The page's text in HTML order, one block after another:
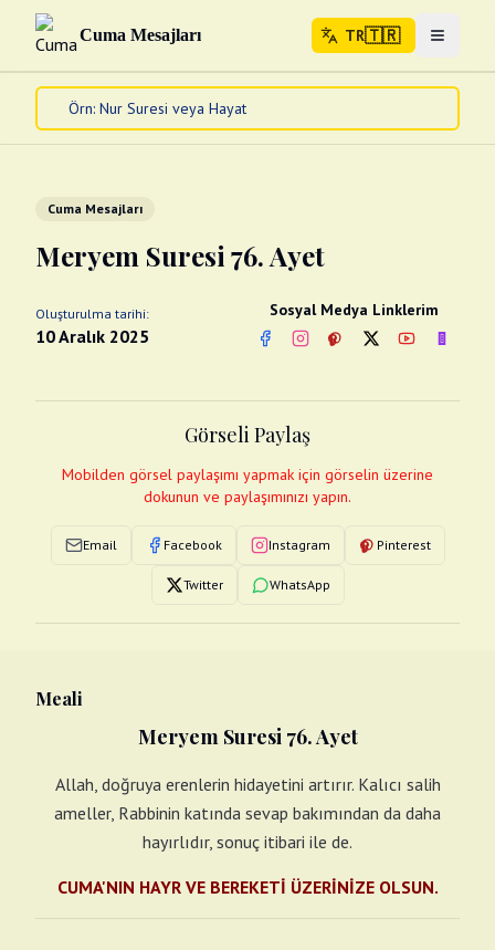
Cuma Mesajları TR🇹🇷 Menuyu
Ana Sayfa
Diğer
Abdest Videoları
Fotograflar
Cuma Mesajları
Meryem Suresi 76. Ayet
Oluşturulma tarihi:
10 Aralık 2025
Sosyal Medya Linklerim
FacebookInstagram
PinterestTwitterYouTube
Görseli Paylaş
Mobilden görsel paylaşımı yapmak için görselin üzerine
dokunun ve paylaşımınızı yapın.
Email Facebook Instagram Pinterest
Twitter WhatsApp
Meali
Meryem Suresi 76. Ayet
Allah, doğruya erenlerin hidayetini artırır. Kalıcı salih
ameller, Rabbinin katında sevap bakımından da daha
hayırlıdır, sonuç itibari ile de.
CUMA'NIN HAYR VE BEREKETİ ÜZERİNİZE OLSUN.